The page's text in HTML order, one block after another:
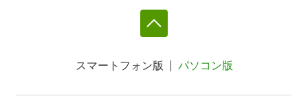
スマートフォン版 パソコン版